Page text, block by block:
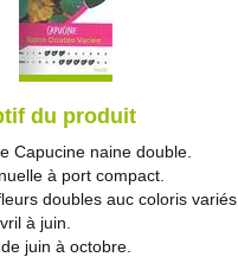
du produit
Capucine naine double.
à port compact.
doubles auc coloris variés.
à juin.
juin à octobre.